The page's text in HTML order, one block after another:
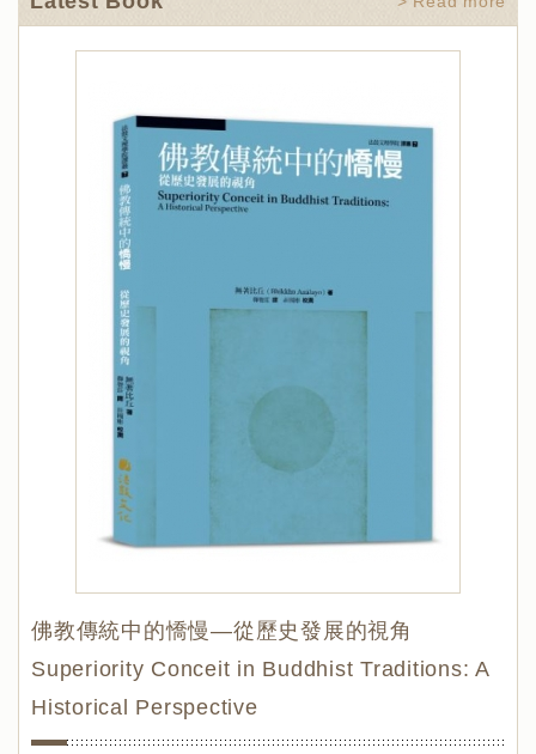
佛教傳統中的憍慢—從歷史發展的視角
Superiority Conceit in Buddhist Traditions: A
Historical Perspective